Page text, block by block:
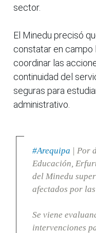
sector.
El Minedu precisó
constatar en
coordinar las
continuidad del
seguras para
administrativo.
#Arequipa | Por
Educación,
del Minedu
afectados por
Se viene
intervenciones